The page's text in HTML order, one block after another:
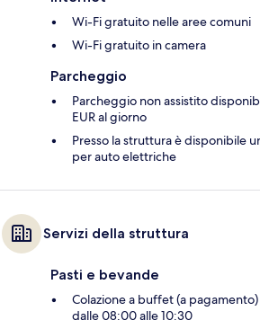
Wi-Fi gratuito nelle aree comuni
Wi-Fi gratuito in camera
Parcheggio
Parcheggio non assistito
EUR al giorno
Presso la struttura è disponibile
per auto elettriche
Servizi della struttura
Pasti e bevande
Colazione a buffet (a
dalle 08:00 alle 10:30